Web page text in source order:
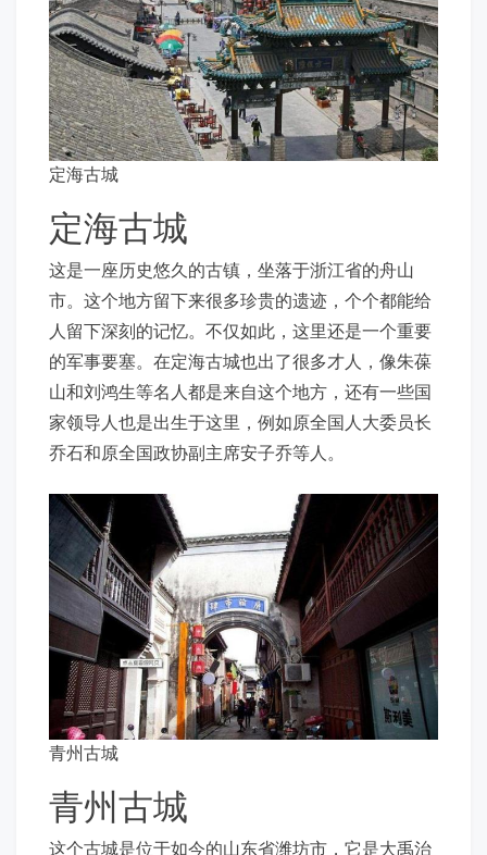
定海古城
定海古城
这是一座历史悠久的古镇，坐落于浙江省的舟山
市。这个地方留下来很多珍贵的遗迹，个个都能给
人留下深刻的记忆。不仅如此，这里还是一个重要
的军事要塞。在定海古城也出了很多才人，像朱葆
山和刘鸿生等名人都是来自这个地方，还有一些国
家领导人也是出生于这里，例如原全国人大委员长
乔石和原全国政协副主席安子乔等人。
青州古城
青州古城
这个古城是位于如今的山东省潍坊市，它是大禹治